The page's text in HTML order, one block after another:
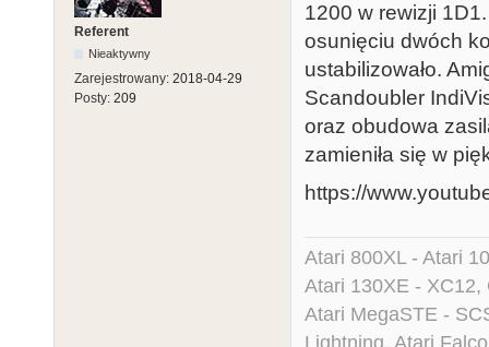
Referent
Nieaktywny
Zarejestrowany: 2018-04-29
Posty: 209
1200 w rewizji
osunięciu dwóch
ustabilizowało.
Scandoubler
oraz obudowa
zamieniła się w
https://
Atari 800XL - Atari
Atari 130XE - XC12,
Atari MegaSTE -